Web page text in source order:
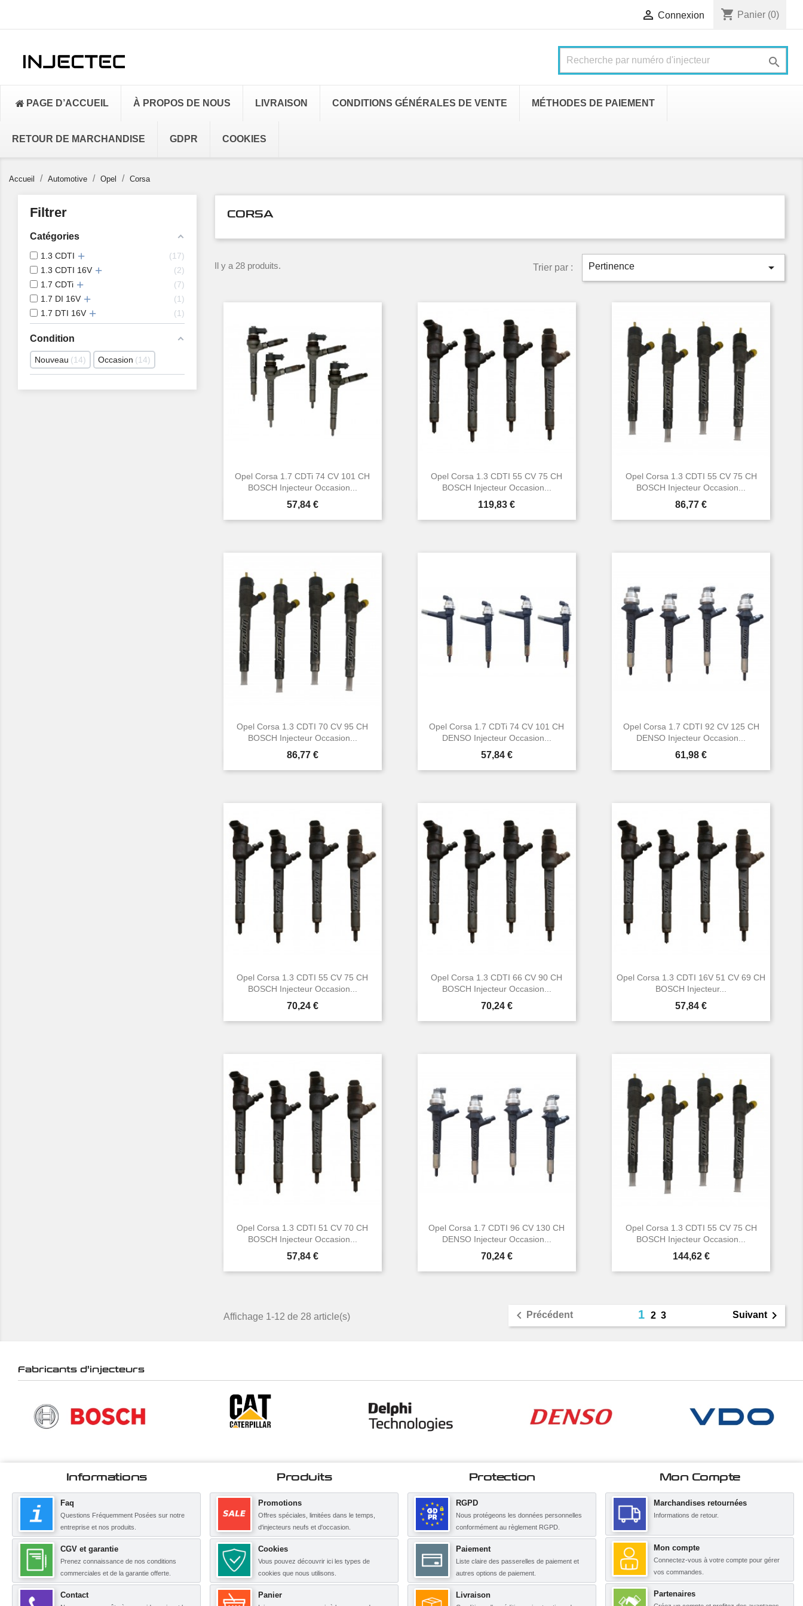
 Connexion shopping_cart Panier (0)

PAGE D’ACCUEIL À PROPOS DE NOUS LIVRAISON CONDITIONS GÉNÉRALES DE VENTE MÉTHODES DE PAIEMENT
RETOUR DE MARCHANDISE GDPR COOKIES
Accueil Automotive Opel Corsa
Filtrer
Catégories
1.3 CDTI
17
1.3 CDTI 16V
2
1.7 CDTi
7
1.7 DI 16V
1
1.7 DTI 16V
1
Condition
Nouveau 14 Occasion 14
CORSA
Il y a 28 produits. Trier par : Pertinence 
Opel Corsa 1.7 CDTi 74 CV 101 CH
BOSCH Injecteur Occasion...
Prix
57,84 €
Aperçu rapide
Opel Corsa 1.3 CDTI 55 CV 75 CH
BOSCH Injecteur Occasion...
Prix
119,83 €
Aperçu rapide
Opel Corsa 1.3 CDTI 55 CV 75 CH
BOSCH Injecteur Occasion...
Prix
86,77 €
Aperçu rapide
Opel Corsa 1.3 CDTI 70 CV 95 CH
BOSCH Injecteur Occasion...
Prix
86,77 €
Aperçu rapide
Opel Corsa 1.7 CDTi 74 CV 101 CH
DENSO Injecteur Occasion...
Prix
57,84 €
Aperçu rapide
Opel Corsa 1.7 CDTI 92 CV 125 CH
DENSO Injecteur Occasion...
Prix
61,98 €
Aperçu rapide
Opel Corsa 1.3 CDTI 55 CV 75 CH
BOSCH Injecteur Occasion...
Prix
70,24 €
Aperçu rapide
Opel Corsa 1.3 CDTI 66 CV 90 CH
BOSCH Injecteur Occasion...
Prix
70,24 €
Aperçu rapide
Opel Corsa 1.3 CDTI 16V 51 CV 69 CH
BOSCH Injecteur...
Prix
57,84 €
Aperçu rapide
Opel Corsa 1.3 CDTI 51 CV 70 CH
BOSCH Injecteur Occasion...
Prix
57,84 €
Aperçu rapide
Opel Corsa 1.7 CDTI 96 CV 130 CH
DENSO Injecteur Occasion...
Prix
70,24 €
Aperçu rapide
Opel Corsa 1.3 CDTI 55 CV 75 CH
BOSCH Injecteur Occasion...
Prix
144,62 €
Aperçu rapide
Affichage 1-12 de 28 article(s)  Précédent 123 Suivant
Fabricants d'injecteurs
Informations
Faq
Questions Fréquemment Posées sur notre
entreprise et nos produits.
CGV et garantie
Prenez connaissance de nos conditions
commerciales et de la garantie offerte.
Contact
Produits
Promotions
Offres spéciales, limitées dans le temps,
d'injecteurs neufs et d'occasion.
Cookies
Vous pouvez découvrir ici les types de
cookies que nous utilisons.
Panier
Protection
RGPD
Nous protégeons les données personnelles
conformément au règlement RGPD.
Paiement
Liste claire des passerelles de paiement et
autres options de paiement.
Livraison
Mon Compte
Marchandises retournées
Informations de retour.
Mon compte
Connectez-vous à votre compte pour gérer
vos commandes.
Partenaires